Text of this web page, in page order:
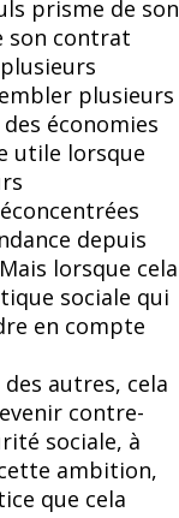
prisme de son
son contrat
plusieurs
économies
utile lorsque
depuis
lorsque cela
sociale qui
en compte
autres, cela
contre-
sociale, à
ambition,
que cela